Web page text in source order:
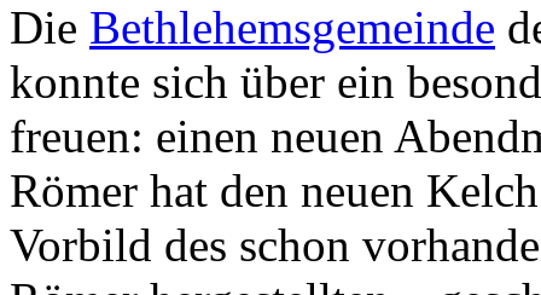
Die Bethlehemsgemeinde
konnte sich über ein
freuen: einen neuen
Römer hat den neuen
Vorbild des schon